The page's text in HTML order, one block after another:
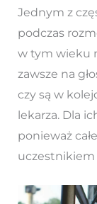
Jednym z
podczas
w tym wieku
zawsze na
czy są w
lekarza. Dla
ponieważ